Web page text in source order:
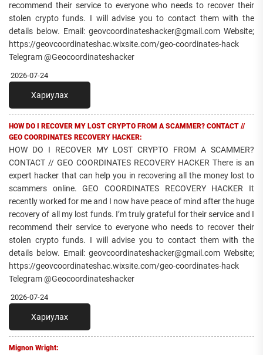
recommend their service to everyone who needs to recover their
stolen crypto funds. I will advise you to contact them with the
details below. Email: geovcoordinateshacker@gmail.com Website;
https://geovcoordinateshac.wixsite.com/geo-coordinates-hack
Telegram @Geocoordinateshacker
2026-07-24
Хариулах
HOW DO I RECOVER MY LOST CRYPTO FROM A SCAMMER? CONTACT //
GEO COORDINATES RECOVERY HACKER:
HOW DO I RECOVER MY LOST CRYPTO FROM A SCAMMER?
CONTACT // GEO COORDINATES RECOVERY HACKER There is an
expert hacker that can help you in recovering all the money lost to
scammers online. GEO COORDINATES RECOVERY HACKER It
recently worked for me and I now have peace of mind after the huge
recovery of all my lost funds. I’m truly grateful for their service and I
recommend their service to everyone who needs to recover their
stolen crypto funds. I will advise you to contact them with the
details below. Email: geovcoordinateshacker@gmail.com Website;
https://geovcoordinateshac.wixsite.com/geo-coordinates-hack
Telegram @Geocoordinateshacker
2026-07-24
Хариулах
Mignon Wright: